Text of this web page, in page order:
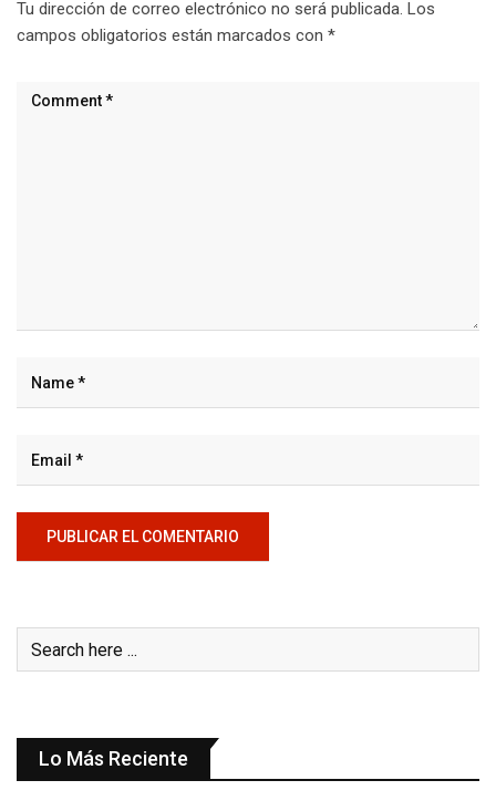
Tu dirección de correo electrónico no será publicada. Los
campos obligatorios están marcados con *
Lo Más Reciente